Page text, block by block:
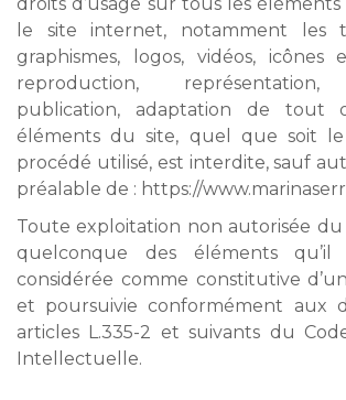
le site internet, notamment les
graphismes, logos, vidéos, icônes
reproduction, représentation,
publication, adaptation de tout
éléments du site, quel que soit
procédé utilisé, est interdite, sauf
préalable de : https://
Toute exploitation non autorisée du
quelconque des éléments qu’il
considérée comme constitutive
et poursuivie conformément aux
articles L.335-2 et suivants du
Intellectuelle.